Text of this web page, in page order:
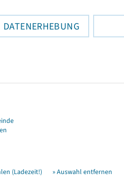
DATENERHEBUNG
(Ladezeit!) » Auswahl entfernen